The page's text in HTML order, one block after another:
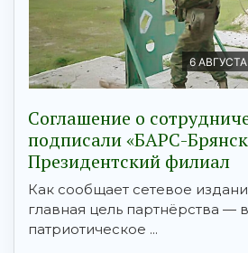
6
Соглашение о
подписали «БАРС-
Президентский филиал
Как сообщает сетевое
главная цель партнёрства —
патриотическое ...